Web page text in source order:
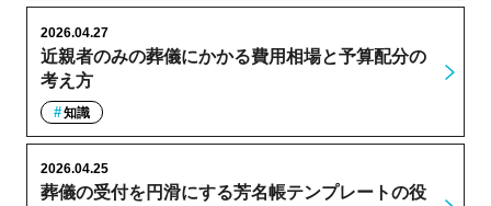
近親者のみの葬儀にかかる費用相場と予算配分の
考え方
2026.04.27
知識
葬儀の受付を円滑にする芳名帳テンプレートの役
2026.04.25